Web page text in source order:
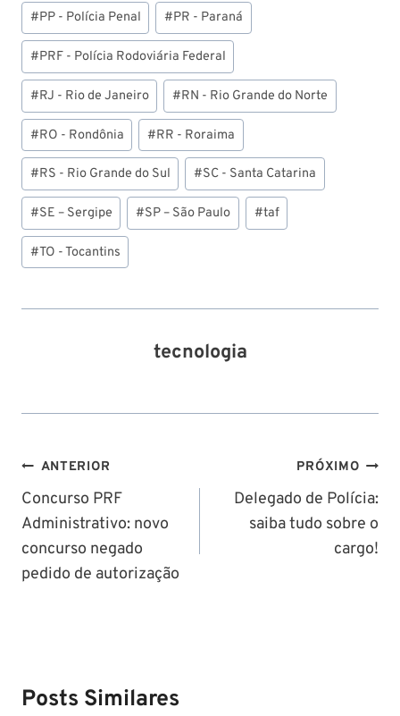
#PP - Polícia Penal #PR - Paraná
#PRF - Polícia Rodoviária Federal
#RJ - Rio de Janeiro #RN - Rio Grande do Norte
#RO - Rondônia #RR - Roraima
#RS - Rio Grande do Sul #SC - Santa Catarina
#SE – Sergipe #SP – São Paulo #taf
#TO - Tocantins
tecnologia
Navegação
de
Post
ANTERIOR
Concurso PRF
Administrativo: novo
concurso negado
pedido de autorização
PRÓXIMO
Delegado de Polícia:
saiba tudo sobre o
cargo!
Posts Similares